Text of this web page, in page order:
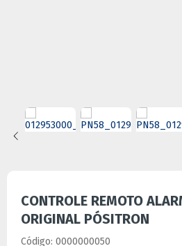
CONTROLE REMOTO
ORIGINAL PÓSITRON
Código: 0000000050